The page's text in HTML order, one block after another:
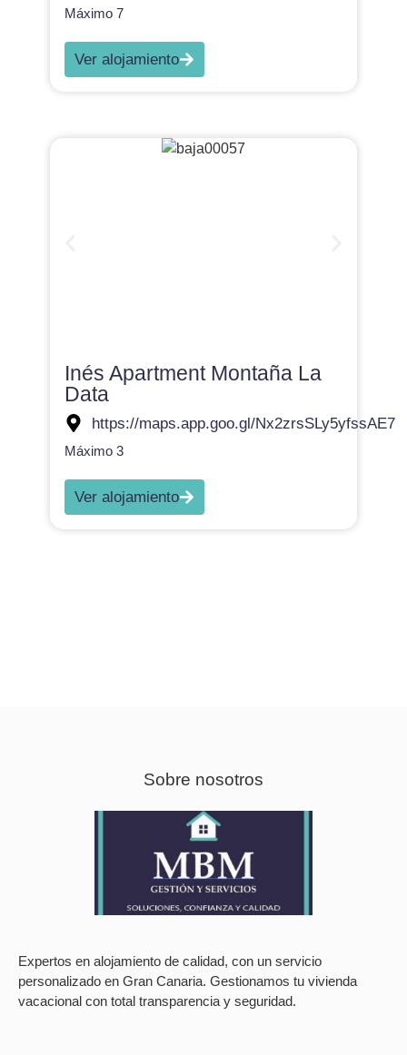
Máximo 7
Ver alojamiento
Inés Apartment Montaña La
Data
https://maps.app.goo.gl/Nx2zrsSLy5yfssAE7
Máximo 3
Ver alojamiento
Sobre nosotros
Expertos en alojamiento de calidad, con un servicio
personalizado en Gran Canaria. Gestionamos tu vivienda
vacacional con total transparencia y seguridad.